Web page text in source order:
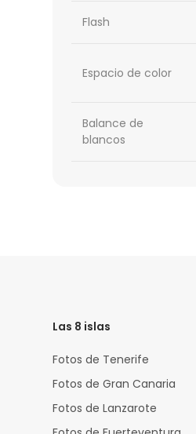
Flash
Espacio de color
Balance de
blancos
Las 8 islas
Fotos de Tenerife
Fotos de Gran Canaria
Fotos de Lanzarote